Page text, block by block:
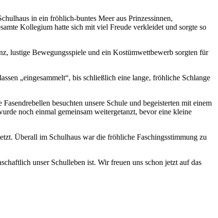
in ein fröhlich-buntes Meer aus Prinzessinnen,
Kollegium hatte sich mit viel Freude verkleidet und sorgte so
lustige Bewegungsspiele und ein Kostümwettbewerb sorgten für
„eingesammelt“, bis schließlich eine lange, fröhliche Schlange
besuchten unsere Schule und begeisterten mit einem
noch einmal gemeinsam weitergetanzt, bevor eine kleine
Überall im Schulhaus war die fröhliche Faschingsstimmung zu
unser Schulleben ist. Wir freuen uns schon jetzt auf das